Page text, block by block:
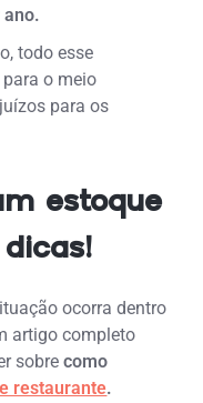
todo esse
o meio
para os
estoque
ocorra dentro
artigo completo
sobrecomo
restaurante.